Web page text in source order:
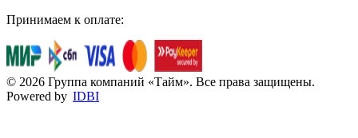
Принимаем к оплате:
© 2026 Группа компаний «Тайм». Все права защищены.
Powered by IDBI